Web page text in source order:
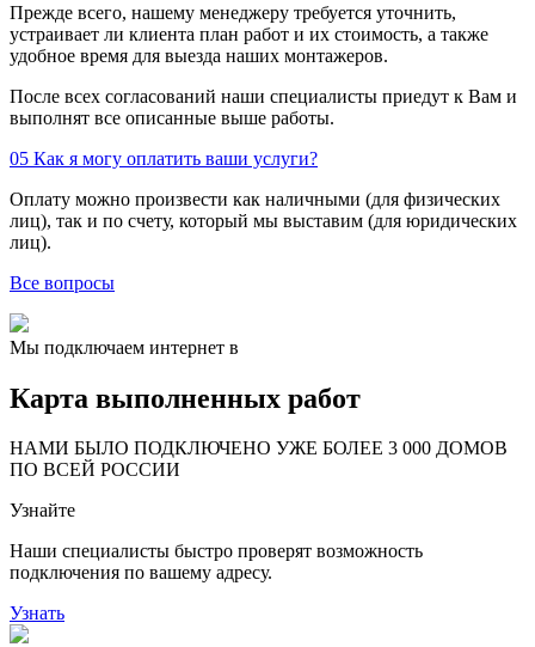
Прежде всего, нашему менеджеру требуется уточнить,
устраивает ли клиента план работ и их стоимость, а также
удобное время для выезда наших монтажеров.
После всех согласований наши специалисты приедут к Вам и
выполнят все описанные выше работы.
05 Как я могу оплатить ваши услуги?
Оплату можно произвести как наличными (для физических
лиц), так и по счету, который мы выставим (для юридических
лиц).
Все вопросы
Мы подключаем интернет в
Карта выполненных работ
НАМИ БЫЛО ПОДКЛЮЧЕНО УЖЕ БОЛЕЕ 3 000 ДОМОВ
ПО ВСЕЙ РОССИИ
57
163
29
99
78
48
Узнайте
Наши специалисты быстро проверят возможность
подключения по вашему адресу.
Узнать